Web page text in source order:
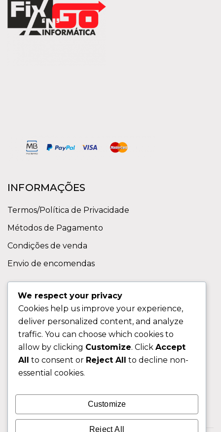
INFORMAÇÕES
Termos/Política de Privacidade
Métodos de Pagamento
Condições de venda
Envio de encomendas
Contactos
Sobre nos
FAQ (Perguntas Frequentes)
CLIENTE
Área do Cliente
Livro de Reclamações
We respect your privacy
Cookies help us improve your experience,
deliver personalized content, and analyze
traffic. You can choose which cookies to
allow by clicking Customize. Click Accept
All to consent or Reject All to decline non-
essential cookies.
Customize
Reject All